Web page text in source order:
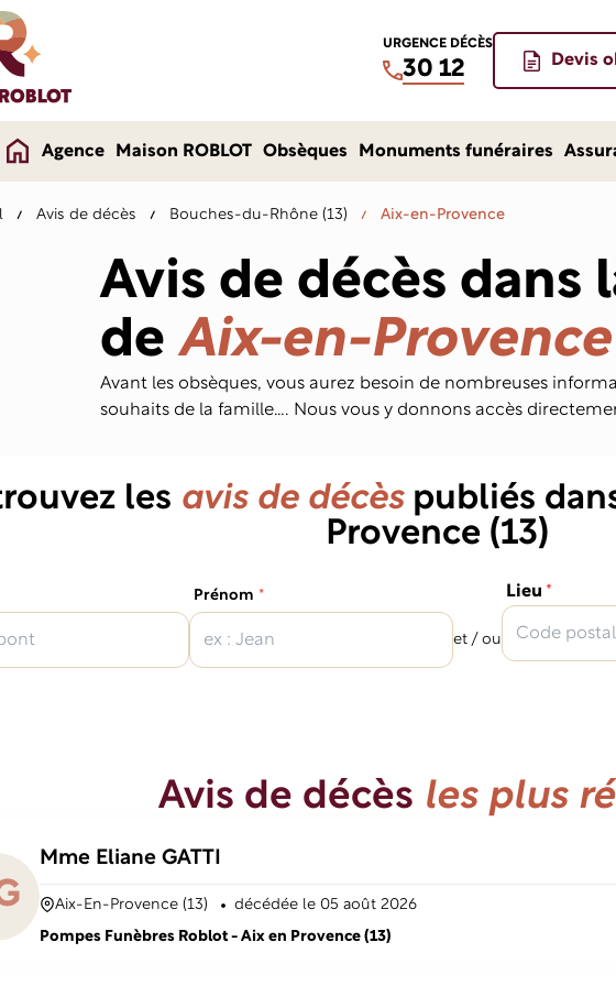
URGENCE DÉCÈS
30 12 Devis
Agence Maison ROBLOT Obsèques Monuments funéraires
Avis de décès Bouches-du-Rhône (13) Aix-en-Provence
Avis de décès dans
deAix-en-Provence
Avant les obsèques, vous aurez besoin de nombreuses
souhaits de la famille…. Nous vous y donnons accès
les avis de décèspubliés
Provence (13)
Prénom *(obligatoire)
et / ou
Lieu *
Avis de décès les plus
Mme Eliane GATTI
Aix-En-Provence (13) décédée le 05 août 2026
Pompes Funèbres Roblot - Aix en Provence (13)